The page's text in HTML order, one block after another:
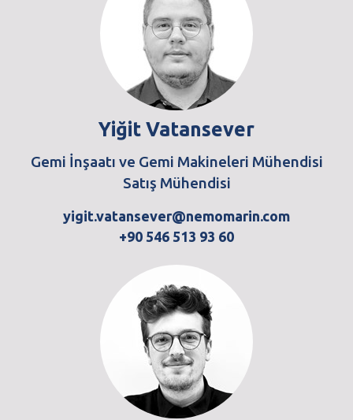
Yiğit Vatansever
Gemi İnşaatı ve Gemi Makineleri Mühendisi
Satış Mühendisi
yigit.vatansever@nemomarin.com
+90 546 513 93 60